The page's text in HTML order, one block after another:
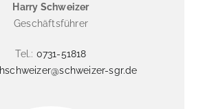
Harry Schweizer
Geschäftsführer
Tel.: 0731-51818
hschweizer@schweizer-sgr.de